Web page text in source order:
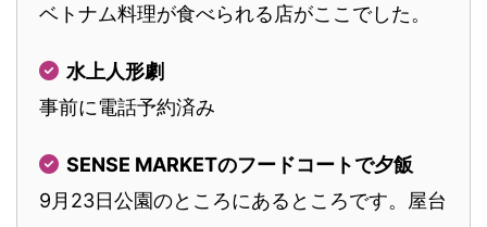
ベトナム料理が食べられる店がここでした。
水上人形劇
事前に電話予約済み
SENSE MARKETのフードコートで夕飯
9月23日公園のところにあるところです。屋台